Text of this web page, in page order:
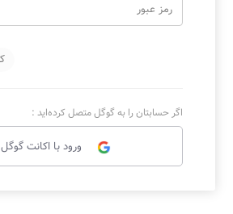
رمز عبور
اگر حسابتان را به گوگل متصل کرده‌اید :
ورود با اکانت گوگل